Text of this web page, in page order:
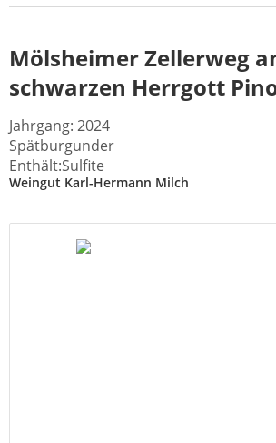
Mölsheimer Zellerweg
schwarzen Herrgott
Jahrgang: 2024
Spätburgunder
Enthält:Sulfite
Weingut Karl-Hermann Milch